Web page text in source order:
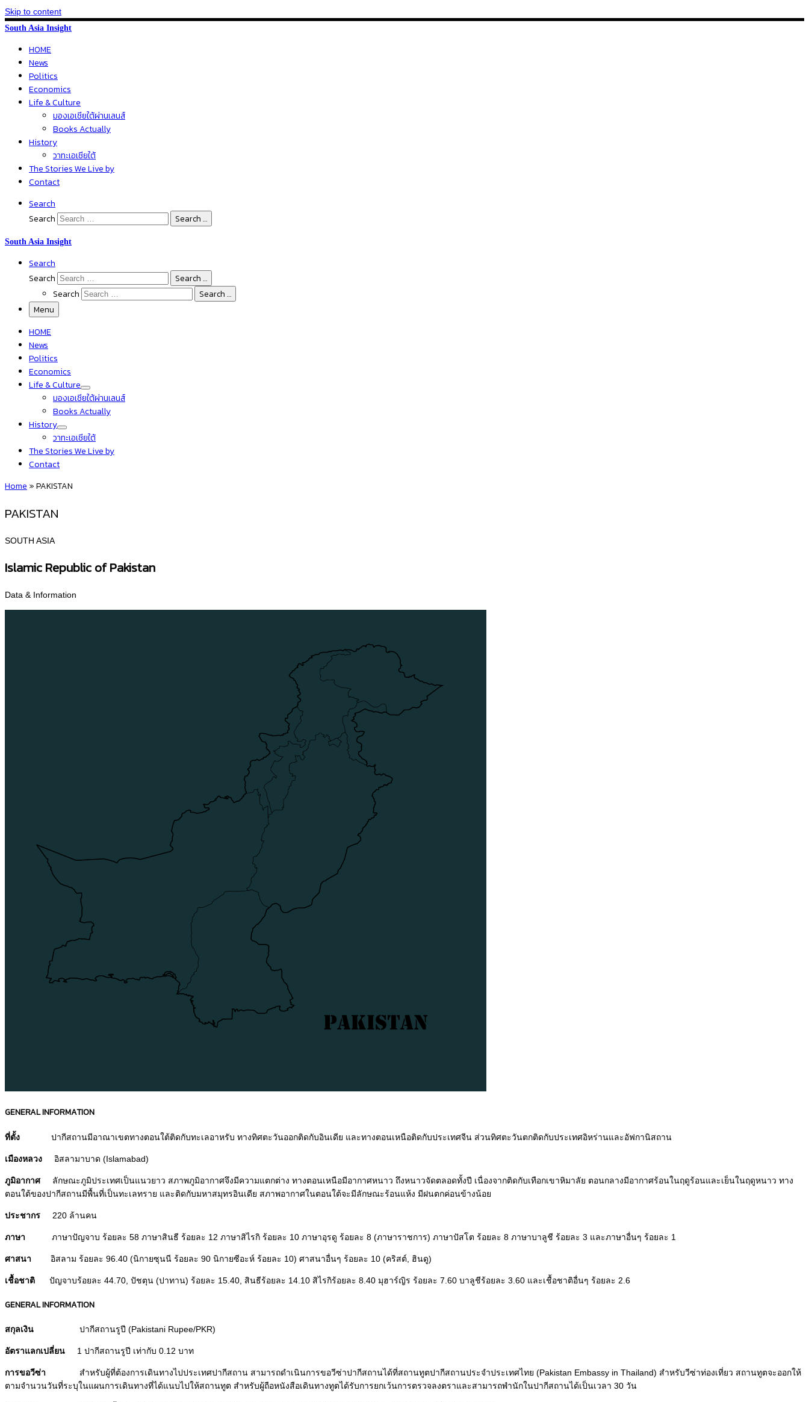
Skip to content
South Asia Insight
HOME
News
Politics
Economics
Life & Culture
มองเอเชียใต้ผ่านเลนส์
Books Actually
History
วาทะเอเชียใต้
The Stories We Live by
Contact
Search
Search
Search …
South Asia Insight
Search
Search
Search …
Search
Search …
Menu
HOME
News
Politics
Economics
Life & Culture
มองเอเชียใต้ผ่านเลนส์
Books Actually
History
วาทะเอเชียใต้
The Stories We Live by
Contact
Home »PAKISTAN
PAKISTAN
SOUTH ASIA
Islamic Republic of Pakistan
Data & Information
GENERAL INFORMATION
ที่ตั้ง ปากีสถานมีอาณาเขตทางตอนใต้ติดกับทะเลอาหรับ ทางทิศตะวันออกติดกับอินเดีย และทางตอนเหนือติดกับประเทศจีน ส่วนทิศตะวันตกติดกับประเทศอิหร่านและอัฟกานิสถาน
เมืองหลวง อิสลามาบาด (Islamabad)
ภูมิอากาศลักษณะภูมิประเทศเป็นแนวยาว สภาพภูมิอากาศจึงมีความแตกต่าง ทางตอนเหนือมีอากาศหนาว ถึงหนาวจัดตลอดทั้งปี เนื่องจากติดกับเทือกเขาหิมาลัย ตอนกลางมีอากาศร้อนในฤดูร้อนและเย็นในฤดูหนาว ทาง
ตอนใต้ของปากีสถานมีพื้นที่เป็นทะเลทราย และติดกับมหาสมุทรอินเดีย สภาพอากาศในตอนใต้จะมีลักษณะร้อนแห้ง มีฝนตกค่อนข้างน้อย
ประชากร 220 ล้านคน
ภาษา ภาษาปัญจาบ ร้อยละ 58 ภาษาสินธี ร้อยละ 12 ภาษาสิไรกิ ร้อยละ 10 ภาษาอุรดู ร้อยละ 8 (ภาษาราชการ) ภาษาปัสโต ร้อยละ 8 ภาษาบาลูชี ร้อยละ 3 และภาษาอื่นๆ ร้อยละ 1
ศาสนา อิสลาม ร้อยละ 96.40 (นิกายซุนนี ร้อยละ 90 นิกายซีอะห์ ร้อยละ 10) ศาสนาอื่นๆ ร้อยละ 10 (คริสต์, ฮินดู)
เชื้อชาติ ปัญจาบร้อยละ 44.70, ปัชตุน (ปาทาน) ร้อยละ 15.40, สินธีร้อยละ 14.10 สิไรกิร้อยละ 8.40 มุฮาร์ญิร ร้อยละ 7.60 บาลูชีร้อยละ 3.60 และเชื้อชาติอื่นๆ ร้อยละ 2.6
GENERAL INFORMATION
สกุลเงิน ปากีสถานรูปี (Pakistani Rupee/PKR)
อัตราแลกเปลี่ยน 1 ปากีสถานรูปี เท่ากับ 0.12 บาท
การขอวีซ่า สำหรับผู้ที่ต้องการเดินทางไปประเทศปากีสถาน สามารถดำเนินการขอวีซ่าปากีสถานได้ที่สถานทูตปากีสถานประจำประเทศไทย (Pakistan Embassy in Thailand) สำหรับวีซ่าท่องเที่ยว สถานทูตจะออกให้
ตามจำนวนวันที่ระบุในแผนการเดินทางที่ได้แนบไปให้สถานทูต สำหรับผู้ถือหนังสือเดินทางทูตได้รับการยกเว้นการตรวจลงตราและสามารถพำนักในปากีสถานได้เป็นเวลา 30 วัน